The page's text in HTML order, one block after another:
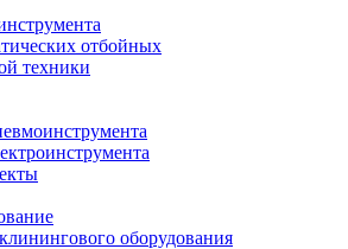
отбойных
техники
оборудования